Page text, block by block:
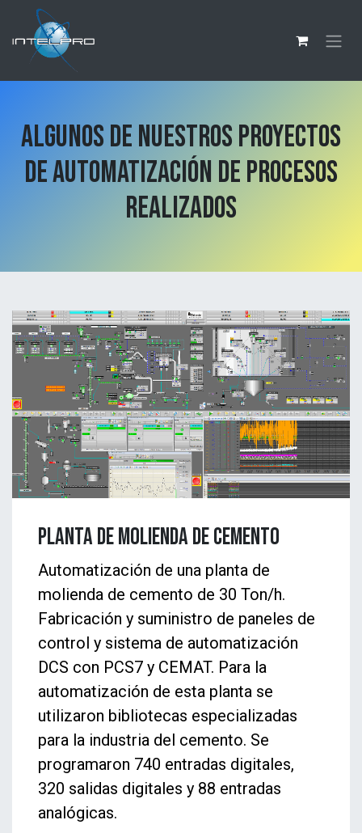
Ir al contenido
ALGUNOS DE NUESTROS PROYECTOS
DE AUTOMATIZACIÓN DE PROCESOS
REALIZADOS
PLANTA DE MOLIENDA DE CEMENTO
Automatización de una planta de
molienda de cemento de 30 Ton/h.
Fabricación y suministro de paneles de
control y sistema de automatización
DCS con PCS7 y CEMAT. Para la
automatización de esta planta se
utilizaron bibliotecas especializadas
para la industria del cemento. Se
programaron 740 entradas digitales,
320 salidas digitales y 88 entradas
analógicas.